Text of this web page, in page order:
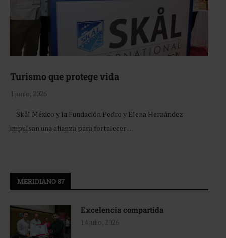
Turismo que protege vida
1 junio, 2026
Skål México y la Fundación Pedro y Elena Hernández
impulsan una alianza para fortalecer …
MERIDIANO 87
Excelencia compartida
14 julio, 2026